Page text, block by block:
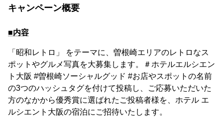
キャンペーン概要
■内容
「昭和レトロ」 をテーマに、曽根崎エリアのレトロなス
ポットやグルメ写真を大募集します。＃ホテルエルシエン
ト大阪 #曽根崎ソーシャルグッド #お店やスポットの名前
の3つのハッシュタグを付けて投稿し、ご応募いただいた
方のなかから優秀賞に選ばれたご投稿者様を、ホテル エ
ルシエント大阪の宿泊にご招待いたします。